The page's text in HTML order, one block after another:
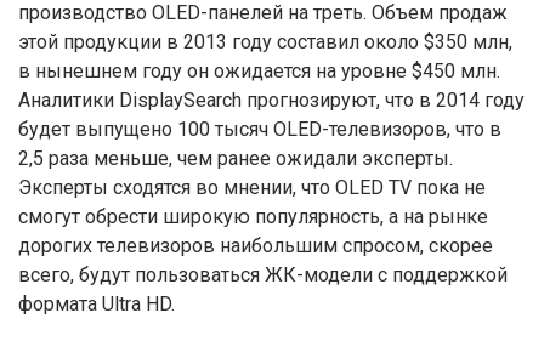
производство OLED-панелей на треть. Объем продаж
этой продукции в 2013 году составил около $350 млн,
в нынешнем году он ожидается на уровне $450 млн.
Аналитики DisplaySearch прогнозируют, что в 2014 году
будет выпущено 100 тысяч OLED-телевизоров, что в
2,5 раза меньше, чем ранее ожидали эксперты.
Эксперты сходятся во мнении, что OLED TV пока не
смогут обрести широкую популярность, а на рынке
дорогих телевизоров наибольшим спросом, скорее
всего, будут пользоваться ЖК-модели с поддержкой
формата Ultra HD.